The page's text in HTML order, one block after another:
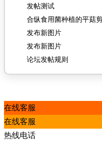
发帖测试
合纵食用菌种植的平菇
发布新图片
发布新图片
论坛发帖规则
在线客服
在线客服
热线电话